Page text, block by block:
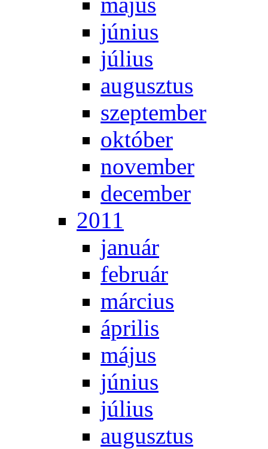
jú­ni­us
jú­li­us
au­gusz­tus
szep­tem­ber
ok­tó­ber
no­vem­ber
de­cem­ber
2011
ja­nu­ár
feb­ru­ár
már­ci­us
áp­ri­lis
má­jus
jú­ni­us
jú­li­us
au­gusz­tus